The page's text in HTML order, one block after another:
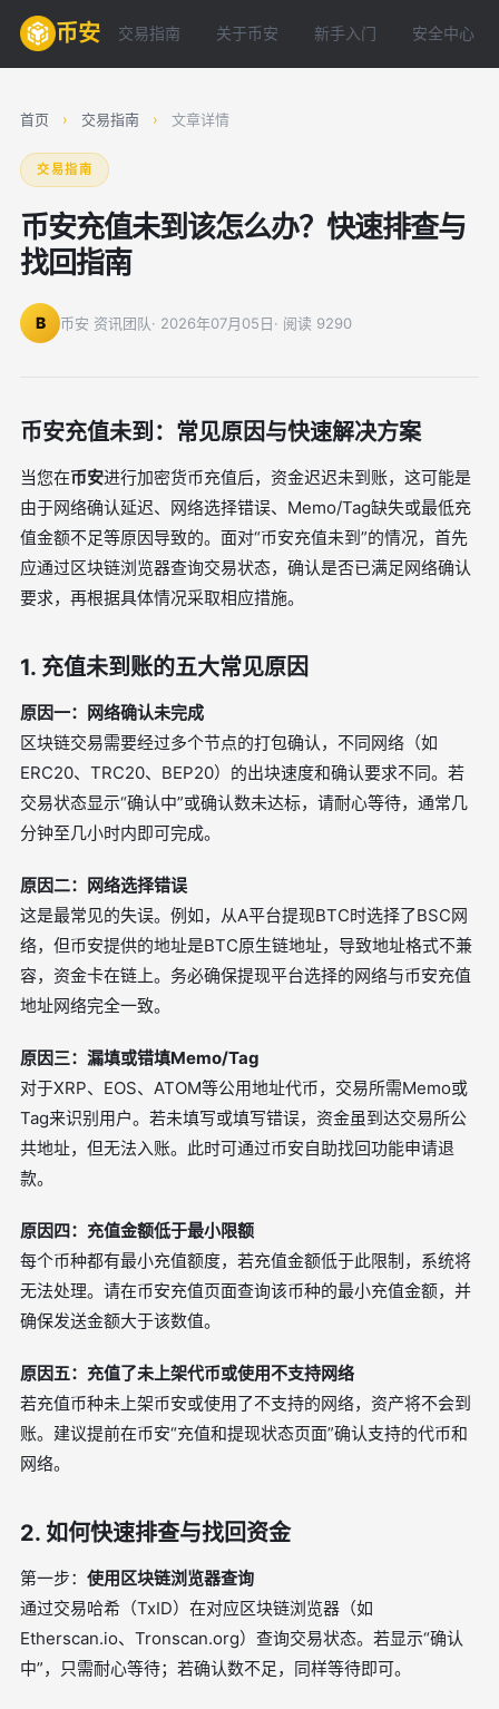
币安 交易指南 关于币安 新手入门 安全中心
首页 › 交易指南 › 文章详情
交易指南
币安充值未到该怎么办？快速排查与
找回指南
B 币安 资讯团队· 2026年07月05日· 阅读 9290
币安充值未到：常见原因与快速解决方案
当您在币安进行加密货币充值后，资金迟迟未到账，这可能是
由于网络确认延迟、网络选择错误、Memo/Tag缺失或最低充
值金额不足等原因导致的。面对“币安充值未到”的情况，首先
应通过区块链浏览器查询交易状态，确认是否已满足网络确认
要求，再根据具体情况采取相应措施。
1. 充值未到账的五大常见原因
原因一：网络确认未完成
区块链交易需要经过多个节点的打包确认，不同网络（如
ERC20、TRC20、BEP20）的出块速度和确认要求不同。若
交易状态显示“确认中”或确认数未达标，请耐心等待，通常几
分钟至几小时内即可完成。
原因二：网络选择错误
这是最常见的失误。例如，从A平台提现BTC时选择了BSC网
络，但币安提供的地址是BTC原生链地址，导致地址格式不兼
容，资金卡在链上。务必确保提现平台选择的网络与币安充值
地址网络完全一致。
原因三：漏填或错填Memo/Tag
对于XRP、EOS、ATOM等公用地址代币，交易所需Memo或
Tag来识别用户。若未填写或填写错误，资金虽到达交易所公
共地址，但无法入账。此时可通过币安自助找回功能申请退
款。
原因四：充值金额低于最小限额
每个币种都有最小充值额度，若充值金额低于此限制，系统将
无法处理。请在币安充值页面查询该币种的最小充值金额，并
确保发送金额大于该数值。
原因五：充值了未上架代币或使用不支持网络
若充值币种未上架币安或使用了不支持的网络，资产将不会到
账。建议提前在币安“充值和提现状态页面”确认支持的代币和
网络。
2. 如何快速排查与找回资金
第一步： 使用区块链浏览器查询
通过交易哈希（TxID）在对应区块链浏览器（如
Etherscan.io、Tronscan.org）查询交易状态。若显示“确认
中”，只需耐心等待；若确认数不足，同样等待即可。